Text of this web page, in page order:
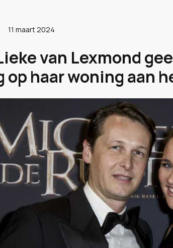
11 maart 2024
van Lexmond
op haar woning aan